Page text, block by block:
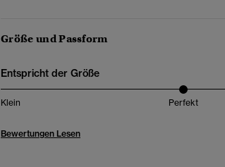
Größe und Passform
Entspricht der Größe
Klein Perfekt
Bewertungen Lesen